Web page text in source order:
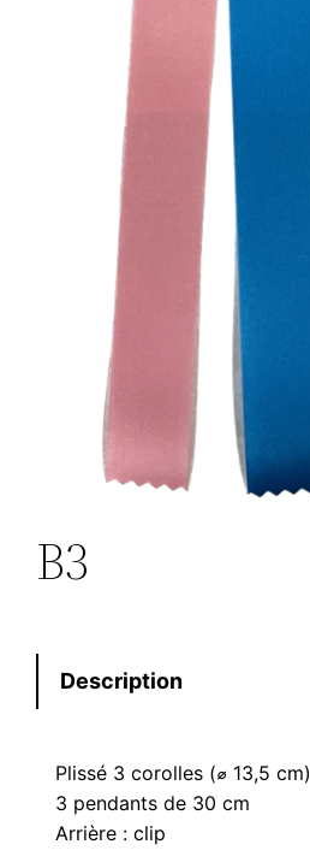
B3
Description
Plissé 3 corolles (⌀ 13,5 cm)
3 pendants de 30 cm
Arrière : clip